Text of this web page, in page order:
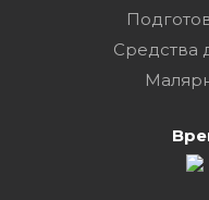
Средства